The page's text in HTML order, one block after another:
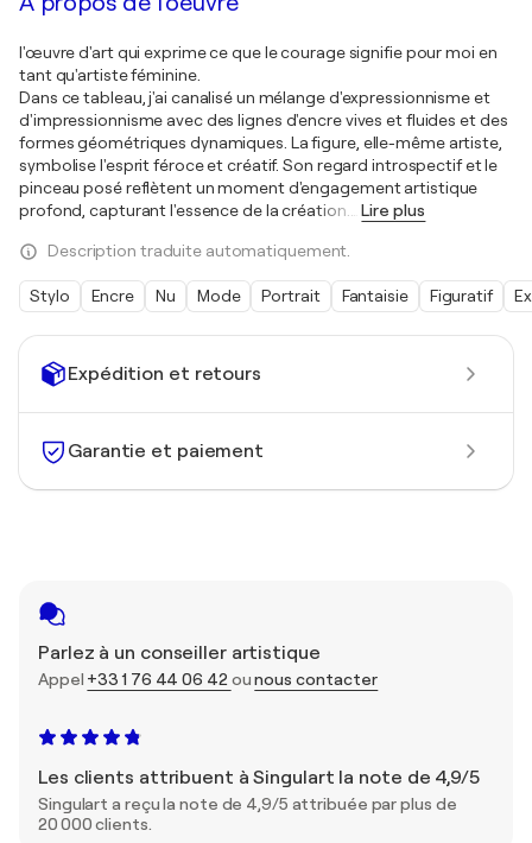
Expédition et retours
Garantie et paiement
Parlez à un conseiller artistique
Appel +33 1 76 44 06 42 ounous contacter
Les clients attribuent à Singulart la note de 4,9/5
Singulart a reçu la note de 4,9/5 attribuée par plus de
20 000 clients.
l'œuvre d'art qui exprime ce que le courage signifie pour moi en
tant qu'artiste féminine.
Dans ce tableau, j'ai canalisé un mélange d'expressionnisme et
d'impressionnisme avec des lignes d'encre vives et fluides et des
formes géométriques dynamiques. La figure, elle-même artiste,
symbolise l'esprit féroce et créatif. Son regard introspectif et le
pinceau posé reflètent un moment d'engagement artistique
profond, capturant l'essence de la création.
Lire plus
Description traduite automatiquement.
Stylo Encre Nu Mode Portrait Fantaisie Figuratif